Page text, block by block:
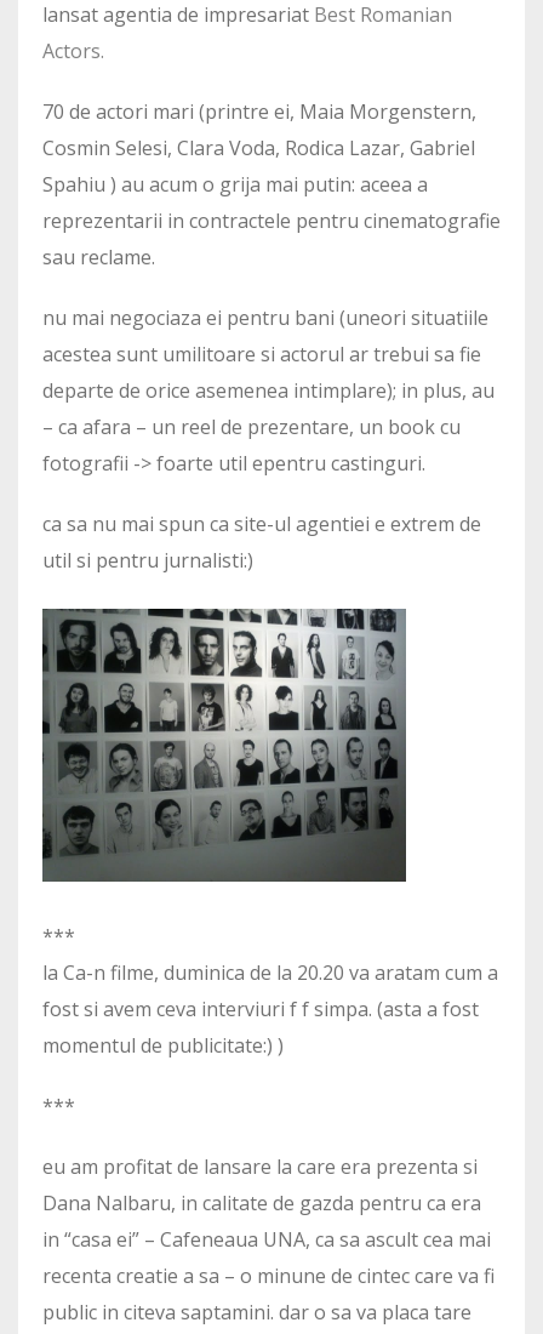
lansat agentia de impresariat Best Romanian
Actors.
70 de actori mari (printre ei, Maia Morgenstern,
Cosmin Selesi, Clara Voda, Rodica Lazar, Gabriel
Spahiu ) au acum o grija mai putin: aceea a
reprezentarii in contractele pentru cinematografie
sau reclame.
nu mai negociaza ei pentru bani (uneori situatiile
acestea sunt umilitoare si actorul ar trebui sa fie
departe de orice asemenea intimplare); in plus, au
– ca afara – un reel de prezentare, un book cu
fotografii -> foarte util epentru castinguri.
ca sa nu mai spun ca site-ul agentiei e extrem de
util si pentru jurnalisti:)
***
la Ca-n filme, duminica de la 20.20 va aratam cum a
fost si avem ceva interviuri f f simpa. (asta a fost
momentul de publicitate:) )
***
eu am profitat de lansare la care era prezenta si
Dana Nalbaru, in calitate de gazda pentru ca era
in “casa ei” – Cafeneaua UNA, ca sa ascult cea mai
recenta creatie a sa – o minune de cintec care va fi
public in citeva saptamini. dar o sa va placa tare